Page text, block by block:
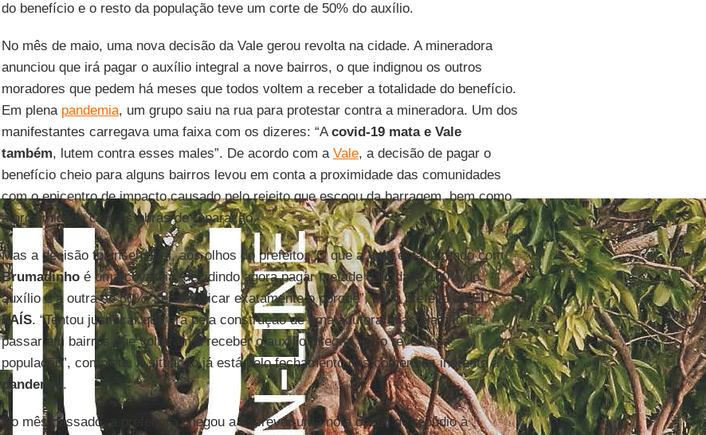
do benefício e o resto da população teve um corte de 50% do auxílio.
No mês de maio, uma nova decisão da Vale gerou revolta na cidade. A mineradora
anunciou que irá pagar o auxílio integral a nove bairros, o que indignou os outros
moradores que pedem há meses que todos voltem a receber a totalidade do benefício.
Em plena pandemia, um grupo saiu na rua para protestar contra a mineradora. Um dos
manifestantes carregava uma faixa com os dizeres: “Acovid-19 mata e Vale
também, lutem contra esses males”. De acordo com a Vale, a decisão de pagar o
benefício cheio para alguns bairros levou em conta a proximidade das comunidades
com o epicentro de impacto causado pelo rejeito que escoou da barragem, bem como
a proximidade com as obras de reparação.
Mas a decisão foi insensível, aos olhos do prefeito. “O que aValeestá fazendo com
Brumadinhoé uma covardia, decidindo agora pagar metade da cidade 100% do
auxílio e a outra só 50%, sem explicar exatamente o porquê”, diz o prefeito aoEL
PAÍS. “Tentou justificar que era pela construção de uma adutora, mas ela não irá
passar em bairros que voltaram a receber o auxílio integral. Isso revoltou a
população”, completa. A situação já está pelo fechamento dos comércios inerente à
pandemia .
No mês passado, a prefeitura chegou a escrever uma nota oficial de repúdio à